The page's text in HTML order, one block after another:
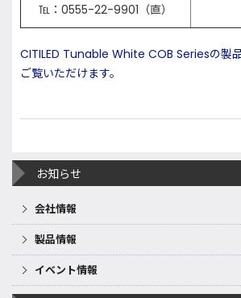
℡：0555-22-9901（直）
CITILED Tunable White COB Seriesの製
ご覧いただけます。
お知らせ
会社情報
製品情報
イベント情報